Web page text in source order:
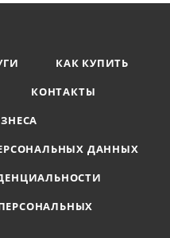
КАК КУПИТЬ
КОНТАКТЫ
ДАННЫХ